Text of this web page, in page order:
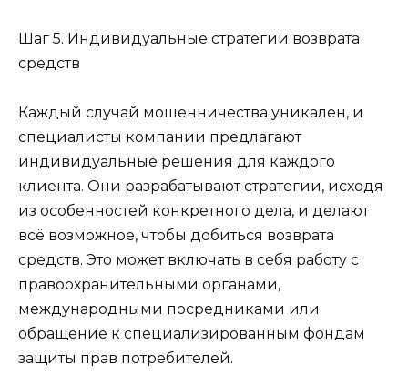
Шаг 5. Индивидуальные стратегии возврата
средств
Каждый случай мошенничества уникален, и
специалисты компании предлагают
индивидуальные решения для каждого
клиента. Они разрабатывают стратегии, исходя
из особенностей конкретного дела, и делают
всё возможное, чтобы добиться возврата
средств. Это может включать в себя работу с
правоохранительными органами,
международными посредниками или
обращение к специализированным фондам
защиты прав потребителей.